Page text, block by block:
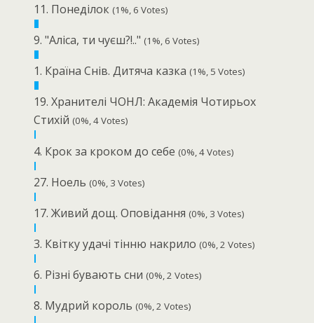
11. Понеділок (1%, 6 Votes)
9. "Аліса, ти чуєш?!.." (1%, 6 Votes)
1. Країна Снів. Дитяча казка (1%, 5 Votes)
19. Хранителі ЧОНЛ: Академія Чотирьох
Стихій (0%, 4 Votes)
4. Крок за кроком до себе (0%, 4 Votes)
27. Ноель (0%, 3 Votes)
17. Живий дощ. Оповідання (0%, 3 Votes)
3. Квітку удачі тінню накрило (0%, 2 Votes)
6. Різні бувають сни (0%, 2 Votes)
8. Мудрий король (0%, 2 Votes)